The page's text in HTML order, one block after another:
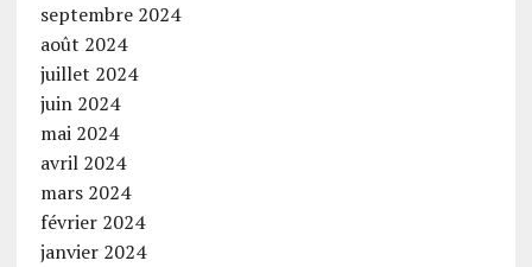
septembre 2024
août 2024
juillet 2024
juin 2024
mai 2024
avril 2024
mars 2024
février 2024
janvier 2024